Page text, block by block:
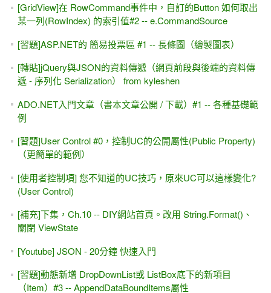
[GridView]在 RowCommand事件中，自訂的Button 如何取出
某一列(RowIndex) 的索引值#2 -- e.CommandSource
[習題]ASP.NET的 簡易投票區 #1 -- 長條圖（繪製圖表）
[轉貼]jQuery與JSON的資料傳遞（網頁前段與後端的資料傳
遞 - 序列化 Serialization） from kyleshen
ADO.NET入門文章（書本文章公開 / 下載）#1 -- 各種基礎範
例
[習題]User Control #0，控制UC的公開屬性(Public Property)
（更簡單的範例）
[使用者控制項] 您不知道的UC技巧，原來UC可以這樣變化?
(User Control)
[補充]下集，Ch.10 -- DIY網站首頁。改用 String.Format()、
關閉 ViewState
[Youtube] JSON - 20分鐘 快速入門
[習題]動態新增 DropDownList或 ListBox底下的新項目
（Item）#3 -- AppendDataBoundItems屬性